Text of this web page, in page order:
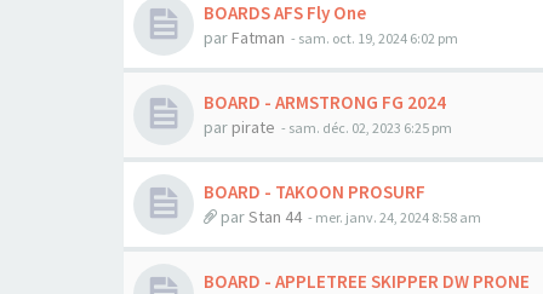
BOARDS AFS Fly One
par Fatman - sam. oct. 19, 2024 6:02 pm
BOARD - ARMSTRONG FG 2024
par pirate - sam. déc. 02, 2023 6:25 pm
BOARD - TAKOON PROSURF
parStan 44 - mer. janv. 24, 2024 8:58 am
BOARD - APPLETREE SKIPPER DW PRONE